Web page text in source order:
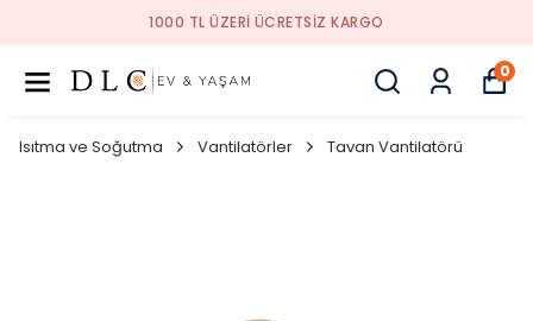
1000 TL ÜZERI
0
Isıtma ve Soğutma Vantilatörler Tavan Vantilatörü